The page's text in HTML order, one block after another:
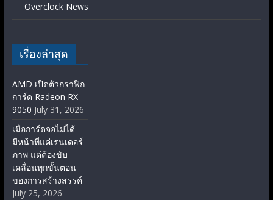
Overclock News
เรื่องล่าสุด
AMD เปิดตัวกราฟิก
การ์ด Radeon RX
9050 July 31, 2026
เมื่อการ์ดจอไม่ได้
มีหน้าที่แค่เรนเดอร์
ภาพ แต่ต้องขับ
เคลื่อนทุกขั้นตอน
ของการสร้างสรรค์
July 25, 2026